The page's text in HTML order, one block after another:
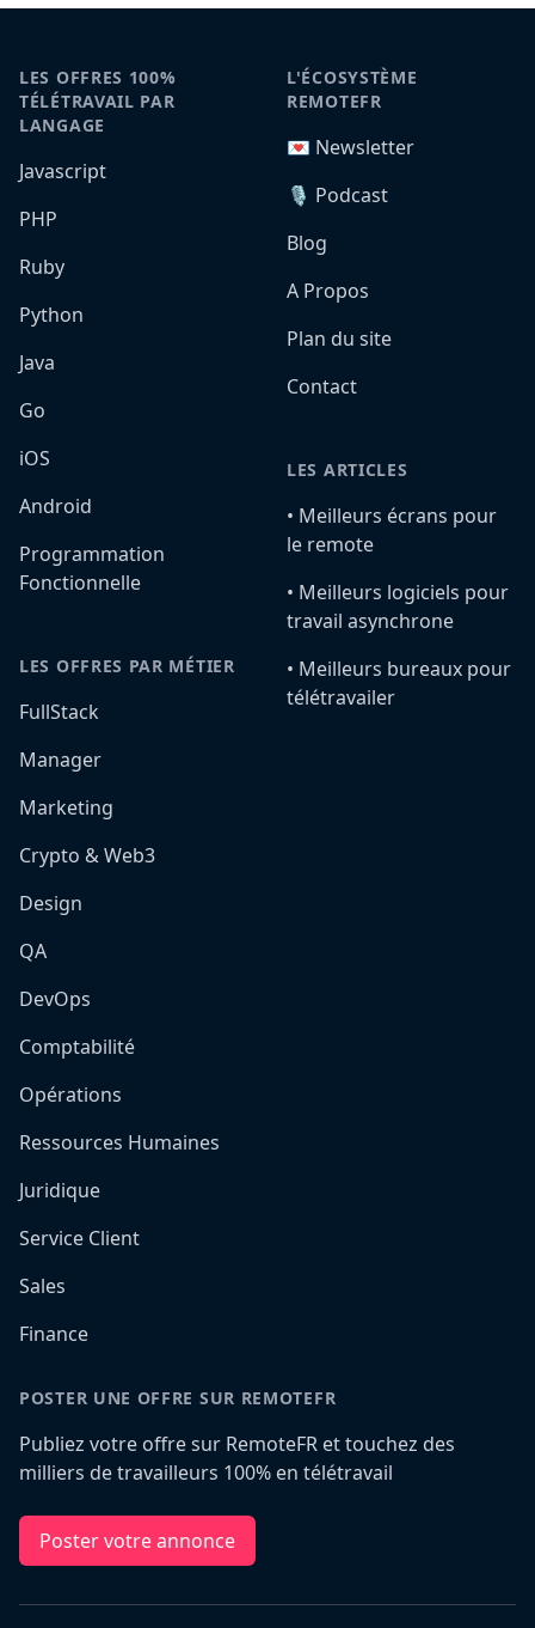
LES OFFRES 100%
TÉLÉTRAVAIL PAR
LANGAGE
Javascript
PHP
Ruby
Python
Java
Go
iOS
Android
Programmation
Fonctionnelle
LES OFFRES PAR MÉTIER
FullStack
Manager
Marketing
Crypto & Web3
Design
QA
DevOps
Comptabilité
Opérations
Ressources Humaines
Juridique
Service Client
Sales
Finance
L'ÉCOSYSTÈME
REMOTEFR
💌 Newsletter
🎙️ Podcast
Blog
A Propos
Plan du site
Contact
LES ARTICLES
•️ Meilleurs écrans pour
le remote
•️ Meilleurs logiciels pour
travail asynchrone
•️ Meilleurs bureaux pour
télétravailer
POSTER UNE OFFRE SUR REMOTEFR
Publiez votre offre sur RemoteFR et touchez des
milliers de travailleurs 100% en télétravail
Poster votre annonce